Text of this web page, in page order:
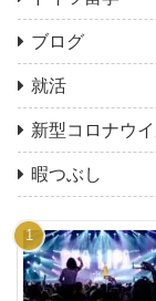
ブログ
就活
新型コロナウ
暇つぶし